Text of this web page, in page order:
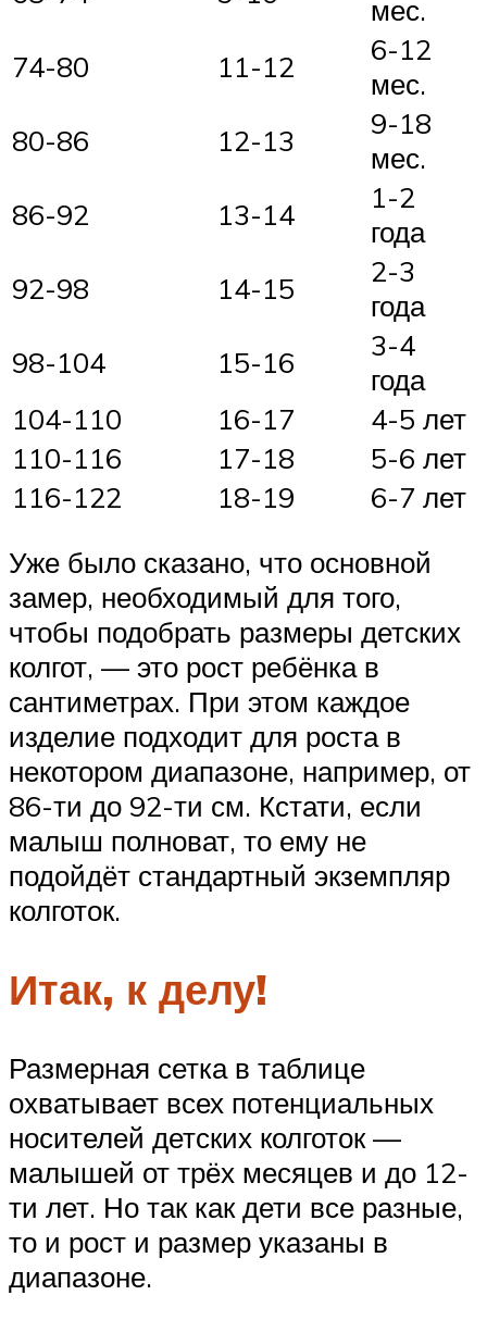
мес.
74-80
11-12
6-12
мес.
80-86
12-13
9-18
мес.
86-92
13-14
1-2
года
92-98
14-15
2-3
года
98-104
15-16
3-4
года
104-110
16-17
4-5 лет
110-116
17-18
5-6 лет
116-122
18-19
6-7 лет
Уже было сказано, что основной
замер, необходимый для того,
чтобы подобрать размеры детских
колгот, — это рост ребёнка в
сантиметрах. При этом каждое
изделие подходит для роста в
некотором диапазоне, например, от
86-ти до 92-ти см. Кстати, если
малыш полноват, то ему не
подойдёт стандартный экземпляр
колготок.
Итак, к делу!
Размерная сетка в таблице
охватывает всех потенциальных
носителей детских колготок —
малышей от трёх месяцев и до 12-
ти лет. Но так как дети все разные,
то и рост и размер указаны в
диапазоне.